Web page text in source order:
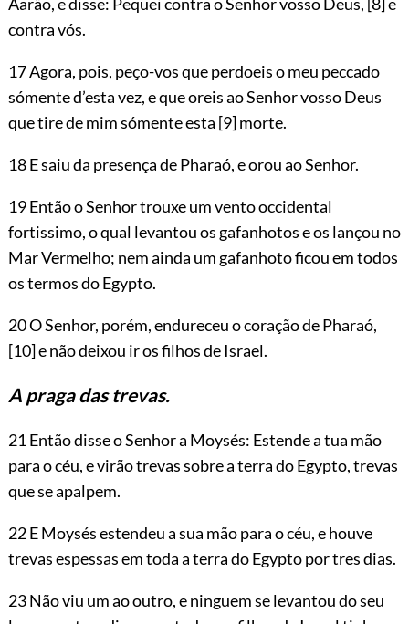
contra vós.
17 Agora, pois, peço-vos que perdoeis o meu peccado
sómente d’esta vez, e que oreis ao Senhor vosso Deus
que tire de mim sómente esta [9]morte.
18 E saiu da presença de Pharaó, e orou ao Senhor.
19 Então o Senhor trouxe um vento occidental
fortissimo, o qual levantou os gafanhotos e os lançou no
Mar Vermelho; nem ainda um gafanhoto ficou em todos
os termos do Egypto.
20 O Senhor, porém, endureceu o coração de Pharaó,
[10]e não deixou ir os filhos de Israel.
A praga das trevas.
21 Então disse o Senhor a Moysés: Estende a tua mão
para o céu, e virãotrevas sobre a terra do Egypto, trevas
que se apalpem.
22 E Moysés estendeu a sua mão para o céu, e houve
trevas espessas em toda a terra do Egypto por tres dias.
23 Não viu um ao outro, e ninguem se levantou do seu